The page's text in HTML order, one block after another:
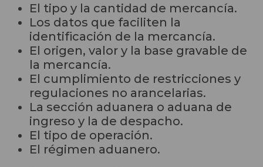
El tipo y la cantidad de mercancía.
Los datos que faciliten la
identificación de la mercancía.
El origen, valor y la base gravable de
la mercancía.
El cumplimiento de restricciones y
regulaciones no arancelarias.
La sección aduanera o aduana de
ingreso y la de despacho.
El tipo de operación.
El régimen aduanero.